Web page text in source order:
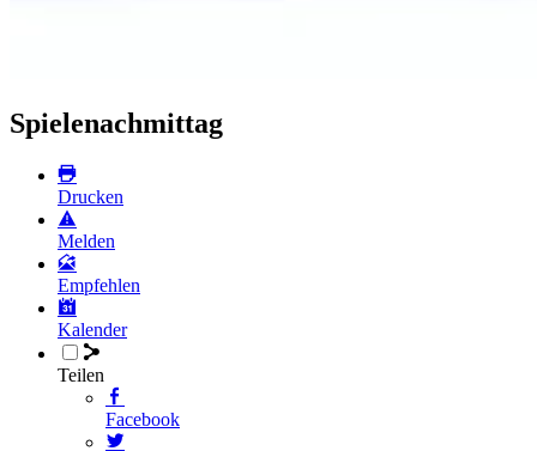
Spielenachmittag
Drucken
Melden
Empfehlen
Kalender
Teilen
Facebook